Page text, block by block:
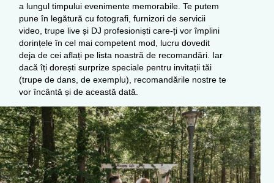
a lungul timpului evenimente memorabile. Te putem
pune în legătură cu fotografi, furnizori de servicii
video, trupe live și DJ profesioniști care-ți vor împlini
dorințele în cel mai competent mod, lucru dovedit
deja de cei aflați pe lista noastră de recomandări. Iar
dacă îți dorești surprize speciale pentru invitații tăi
(trupe de dans, de exemplu), recomandările nostre te
vor încântă și de această dată.